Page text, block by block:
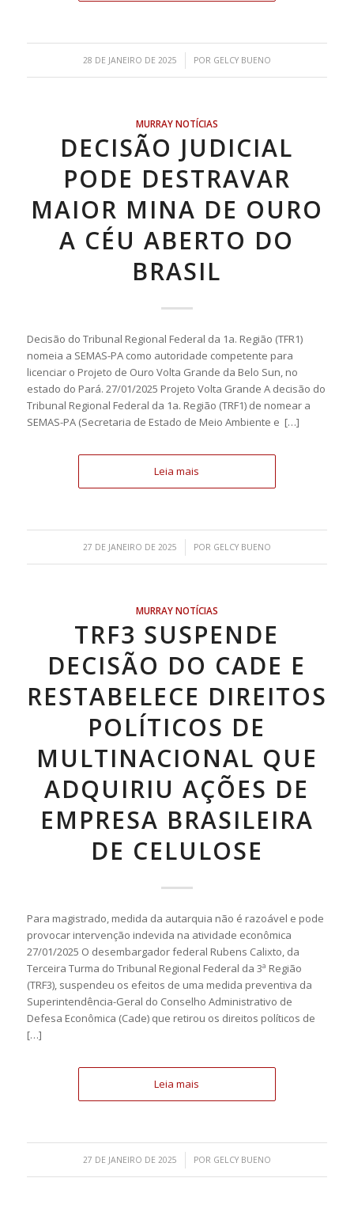
28 DE JANEIRO DE 2025
/ POR GELCY BUENO
MURRAY NOTÍCIAS
DECISÃO JUDICIAL
PODE DESTRAVAR
MAIOR MINA DE OURO
A CÉU ABERTO DO
BRASIL
Decisão do Tribunal Regional Federal da 1a. Região (TFR1)
nomeia a SEMAS-PA como autoridade competente para
licenciar o Projeto de Ouro Volta Grande da Belo Sun, no
estado do Pará. 27/01/2025 Projeto Volta Grande A decisão do
Tribunal Regional Federal da 1a. Região (TRF1) de nomear a
SEMAS-PA (Secretaria de Estado de Meio Ambiente e […]
Leia mais
27 DE JANEIRO DE 2025
/ POR GELCY BUENO
MURRAY NOTÍCIAS
TRF3 SUSPENDE
DECISÃO DO CADE E
RESTABELECE DIREITOS
POLÍTICOS DE
MULTINACIONAL QUE
ADQUIRIU AÇÕES DE
EMPRESA BRASILEIRA
DE CELULOSE
Para magistrado, medida da autarquia não é razoável e pode
provocar intervenção indevida na atividade econômica
27/01/2025 O desembargador federal Rubens Calixto, da
Terceira Turma do Tribunal Regional Federal da 3ª Região
(TRF3), suspendeu os efeitos de uma medida preventiva da
Superintendência-Geral do Conselho Administrativo de
Defesa Econômica (Cade) que retirou os direitos políticos de
[…]
Leia mais
27 DE JANEIRO DE 2025
/ POR GELCY BUENO